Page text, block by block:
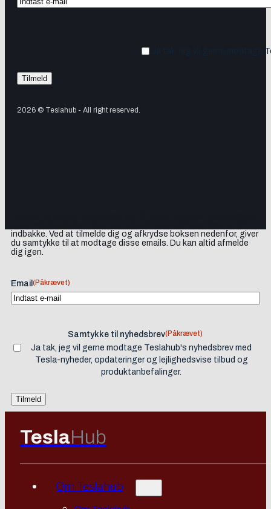
Ja tak, jeg vil gerne modtage
2026 © Teslahub - All right reserved.
indbakke. Ved at tilmelde dig og afkrydse boksen nedenfor, giver
du samtykke til at modtage disse emails. Du kan altid afmelde
dig igen.
Email (Påkrævet)
Samtykke til nyhedsbrev(Påkrævet)
Ja tak, jeg vil gerne modtage Teslahub's nyhedsbrev med
Tesla-nyheder, opdateringer og lejlighedsvise tilbud og
produktanbefalinger.
TeslaHub
Om Teslahub